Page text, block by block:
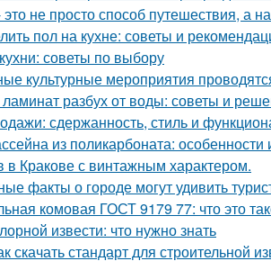
не просто способ путешествия, а
пол на кухне: советы и
советы по выбору
культурные мероприятия
ламинат разбух от воды: советы и
сдержанность, стиль и
из поликарбоната:
в Кракове с винтажным характером.
факты о городе могут удивить
комовая ГОСТ 9179 77: что это
извести: что нужно знать
скачать стандарт для строительной